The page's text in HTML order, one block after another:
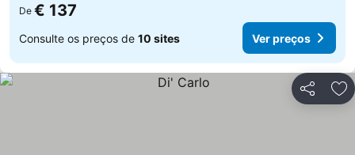
De € 137
Consulte os preços de 10 sites Ver preços
Partilhar